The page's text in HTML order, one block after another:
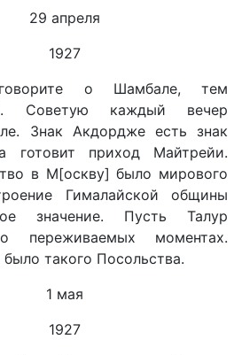
29 апреля
1927
о Шамбале, тем
Советую каждый вечер
Знак Акдордже есть знак
готовит приход Майтрейи.
в М[оскву] было мирового
Гималайской общины
значение. Пусть Талур
о переживаемых моментах.
такого Посольства.
1 мая
1927